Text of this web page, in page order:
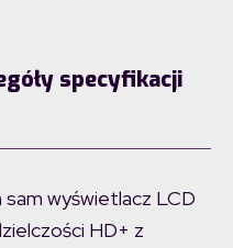
specyfikacji
wyświetlacz LCD
HD+ z